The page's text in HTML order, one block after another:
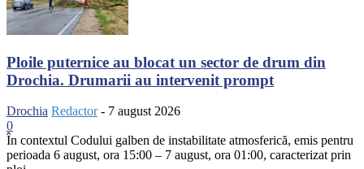
Ploile puternice au blocat un sector de drum din
Drochia. Drumarii au intervenit prompt
Drochia Redactor - 7 august 2026
0
În contextul Codului galben de instabilitate atmosferică, emis pentru
perioada 6 august, ora 15:00 – 7 august, ora 01:00, caracterizat prin